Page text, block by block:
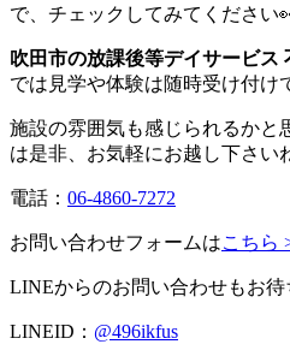
で、チェックしてみてください
吹田市の放課後等デイサービス
では見学や体験は随時受け付け
施設の雰囲気も感じられるかと
は是非、お気軽にお越し下さい
電話： 06-4860-7272
お問い合わせフォームはこちら
LINEからのお問い合わせもお待
LINEID： @496ikfus